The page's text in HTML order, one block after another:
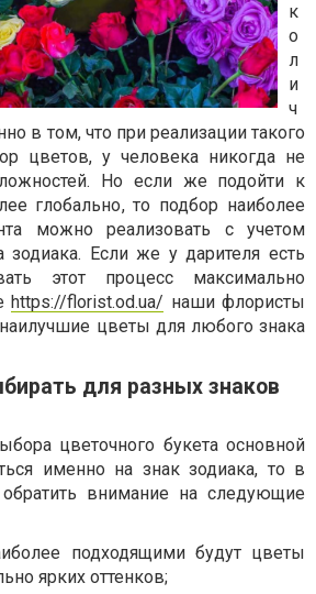
к
о
л
и
ч
в том, что при реализации такого
цветов, у человека никогда не
Но если же подойти к
глобально, то подбор наиболее
можно реализовать с учетом
зодиака. Если же у дарителя есть
этот процесс максимально
https://florist.od.ua/ наши флористы
цветы для любого знака
для разных знаков
цветочного букета основной
именно на знак зодиака, то в
обратить внимание на следующие
подходящими будут цветы
ярких оттенков;